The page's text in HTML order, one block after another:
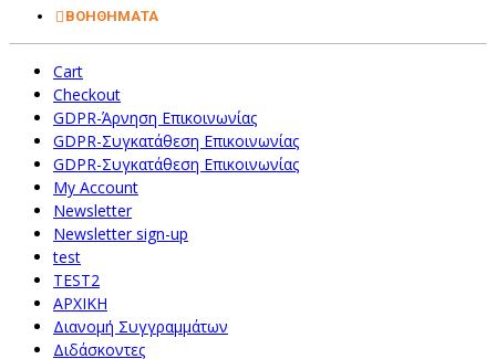
ΒΟΗΘΗΜΑΤΑ
Cart
Checkout
GDPR-Άρνηση Επικοινωνίας
GDPR-Συγκατάθεση Επικοινωνίας
GDPR-Συγκατάθεση Επικοινωνίας
My Account
Newsletter
Newsletter sign-up
test
TEST2
ΑΡΧΙΚΗ
Διανομή Συγγραμμάτων
Διδάσκοντες